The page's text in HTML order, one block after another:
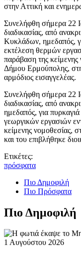
στην Αττική και
Συνελήφθη σήμερα 22
διαδικασίας, από
Κυκλάδων, ημεδαπός,
εκτέλεση θερμών
παράβαση της
Δήμου Ερμούπολης,
αρμόδιος εισαγγελέας.
Συνελήφθη σήμερα 22
διαδικασίας, από
ημεδαπός, για
γεωργικών εργασιών
κείμενης νομοθεσίας,
και του επιβλήθηκε
Ετικέτες:
πρόσφατα
Πιο Δημοφιλή
Πιο Πρόσφατα
Πιο Δημοφιλή
1 Αυγούστου 2026